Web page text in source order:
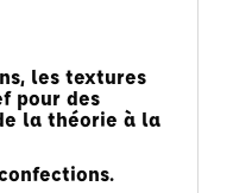
les textures
pour des
la théorie à la